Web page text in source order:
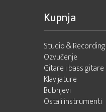
Kupnja
Studio & Recording
Ozvučenje
Gitare i bass gitare
Klavijature
Bubnjevi
Ostali instrumenti